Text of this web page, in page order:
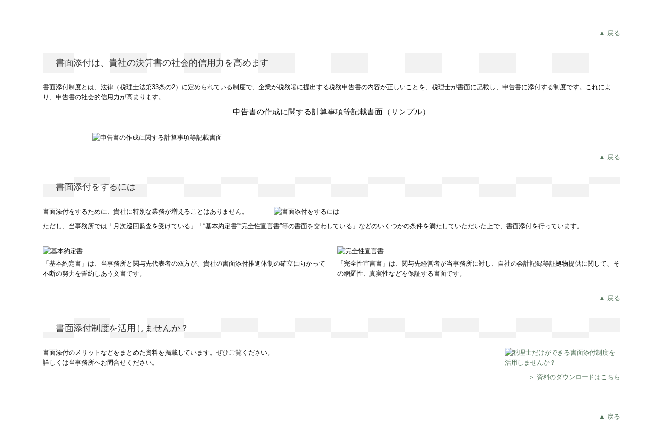
▲ 戻る
書面添付は、貴社の決算書の社会的信用力を高めます
書面添付制度とは、法律（税理士法第33条の2）に定められている制度で、企業が税務署に提出する税務申告書の内容が正しいことを、税理士が書面に記載し、申告書に添付する制度です。これによ
り、申告書の社会的信用力が高まります。
申告書の作成に関する計算事項等記載書面（サンプル）
▲ 戻る
書面添付をするには
書面添付をするために、貴社に特別な業務が増えることはありません。
ただし、当事務所では「月次巡回監査を受けている」「“基本約定書”“完全性宣言書”等の書面を交わしている」などのいくつかの条件を満たしていただいた上で、書面添付を行っています。
「基本約定書」は、当事務所と関与先代表者の双方が、貴社の書面添付推進体制の確立に向かって
不断の努力を誓約しあう文書です。
「完全性宣言書」は、関与先経営者が当事務所に対し、自社の会計記録等証拠物提供に関して、そ
の網羅性、真実性などを保証する書面です。
▲ 戻る
書面添付制度を活用しませんか？
書面添付のメリットなどをまとめた資料を掲載しています。ぜひご覧ください。
詳しくは当事務所へお問合せください。
＞ 資料のダウンロードはこちら
▲ 戻る